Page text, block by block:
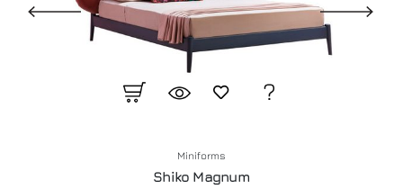
Miniforms
Shiko Magnum